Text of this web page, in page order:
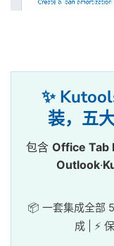
✨
装，五
包含 Office Tab
Outlook·
📦 一套集成全部
成 | ⚡